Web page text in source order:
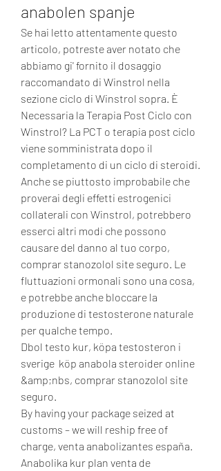
anabolen spanje
Se hai letto attentamente questo
articolo, potreste aver notato che
abbiamo gi' fornito il dosaggio
raccomandato di Winstrol nella
sezione ciclo di Winstrol sopra. È
Necessaria la Terapia Post Ciclo con
Winstrol? La PCT o terapia post ciclo
viene somministrata dopo il
completamento di un ciclo di steroidi.
Anche se piuttosto improbabile che
proverai degli effetti estrogenici
collaterali con Winstrol, potrebbero
esserci altri modi che possono
causare del danno al tuo corpo,
comprar stanozolol site seguro. Le
fluttuazioni ormonali sono una cosa,
e potrebbe anche bloccare la
produzione di testosterone naturale
per qualche tempo.
Dbol testo kur, köpa testosteron i
sverige  köp anabola steroider online
&amp;nbs, comprar stanozolol site
seguro.
By having your package seized at
customs – we will reship free of
charge, venta anabolizantes españa.
Anabolika kur plan venta de